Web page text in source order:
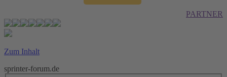
PARTNER
Zum Inhalt
sprinter-forum.de